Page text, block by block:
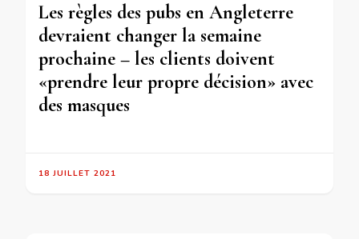
Les règles des pubs en Angleterre
devraient changer la semaine
prochaine – les clients doivent
«prendre leur propre décision» avec
des masques
18 JUILLET 2021